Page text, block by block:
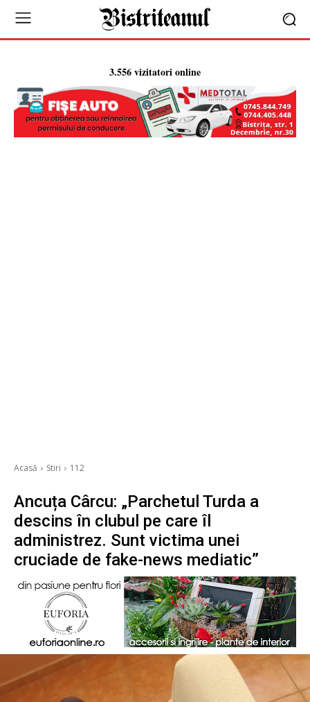
3.556 vizitatori online
Acasă Stiri 112
Ancuța Cârcu: „Parchetul Turda a
descins în clubul pe care îl
administrez. Sunt victima unei
cruciade de fake-news mediatic”